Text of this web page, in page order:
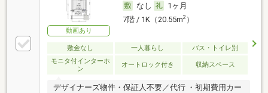
動画あり
なし
1ヶ月
7階 / 1K（20.55m2）
敷金なし 一人暮らし
バス・トイレ別
モニタ付インターホ
ン
オートロック付き 収納スペース
デザイナーズ物件・保証人不要／代行 ・初期費用カー